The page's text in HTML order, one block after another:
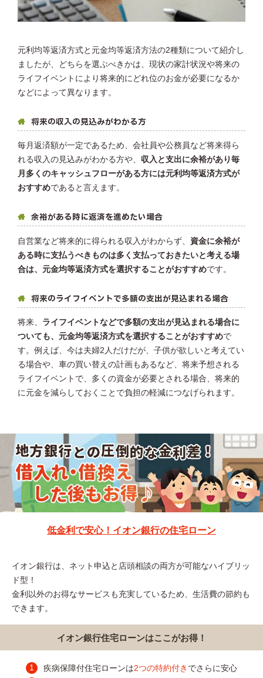
元利均等返済方式と元金均等返済方法の2種類について紹介し
ましたが、どちらを選ぶべきかは、現状の家計状況や将来の
ライフイベントにより将来的にどれ位のお金が必要になるか
などによって異なります。
将来の収入の見込みがわかる方
毎月返済額が一定であるため、会社員や公務員など将来得ら
れる収入の見込みがわかる方や、 収入と支出に余裕があり毎
月多くのキャッシュフローがある方には元利均等返済方式が
おすすめであると言えます。
余裕がある時に返済を進めたい場合
自営業など将来的に得られる収入がわからず、 資金に余裕が
ある時に支払うべきものは多く支払っておきたいと考える場
合は、元金均等返済方式を選択することがおすすめです。
将来のライフイベントで多額の支出が見込まれる場合
将来、 ライフイベントなどで多額の支出が見込まれる場合に
ついても、元金均等返済方式を選択することがおすすめで
す。例えば、今は夫婦2人だけだが、子供が欲しいと考えてい
る場合や、車の買い替えの計画もあるなど、将来予想される
ライフイベントで、多くの資金が必要とされる場合、将来的
に元金を減らしておくことで負担の軽減につなげられます。
低金利で安心！イオン銀行の住宅ローン
イオン銀行は、ネット申込と店頭相談の両方が可能なハイブリッ
ド型！
金利以外のお得なサービスも充実しているため、生活費の節約も
できます。
イオン銀行住宅ローンはここがお得！
疾病保障付住宅ローンは2つの特約付き でさらに安心